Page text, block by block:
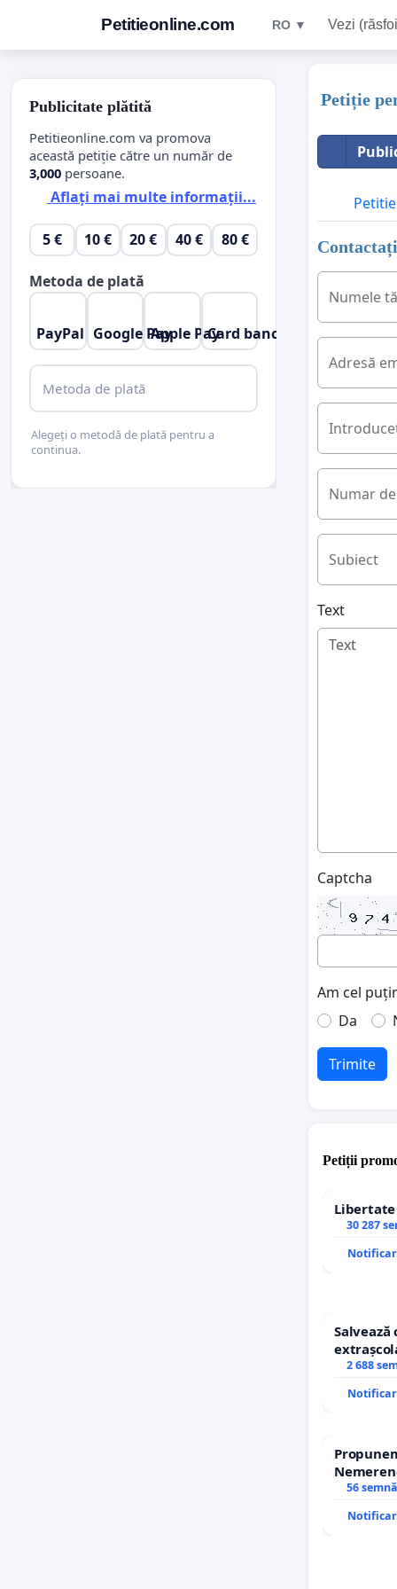
Petitieonline.com RO ▼ Vezi
Petiție
Petitie
Numele
Adresă
Numar
Subiect
Text
Captcha
Am cel
Da
Trimite
Petiții
Libertate
30 287
copiilor
2 688
Sanatatii
56
Publicitate plătită
Petitieonline.com va promova
această petiție către un număr de
3,000 persoane.
Aflați mai multe informații...
5 € 10 € 20 € 40 € 80 €
Metoda de plată
PayPal Google PayApple PayCard bancar
Metoda de plată
Alegeți o metodă de plată pentru a
continua.